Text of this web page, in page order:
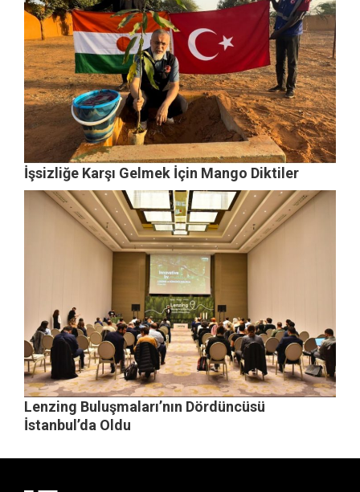
İşsizliğe Karşı Gelmek İçin Mango Diktiler
Lenzing Buluşmaları’nın Dördüncüsü
İstanbul’da Oldu